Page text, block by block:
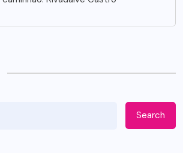
Search